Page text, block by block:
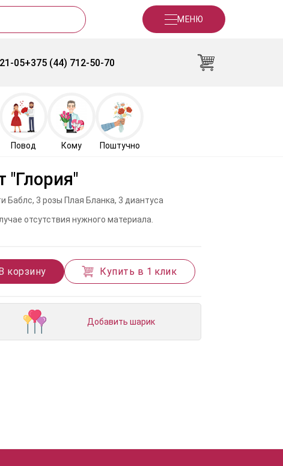
МЕНЮ
05+375 (44) 712-50-70
Повод Кому Поштучно
"Глория"
Баблс, 3 розы Плая Бланка, 3 диантуса
отсутствия нужного материала.
корзину Купить в 1 клик
Добавить шарик